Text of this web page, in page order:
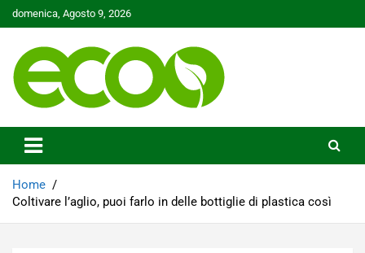
Skip
to
domenica, Agosto 9, 2026
Ecoo.it
Home
Coltivare l’aglio, puoi farlo in delle bottiglie di plastica così